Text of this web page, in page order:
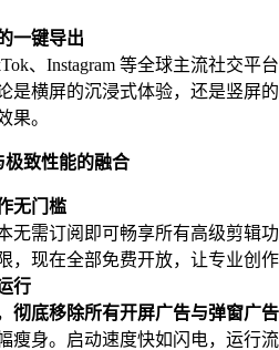
一键导出
、Instagram 等全球主流社交平
是横屏的沉浸式体验，还是竖屏
果。
极致性能的融合
无门槛
无需订阅即可畅享所有高级剪辑
，现在全部免费开放，让专业创
行
彻底移除所有开屏广告与弹窗广告
瘦身。启动速度快如闪电，运行